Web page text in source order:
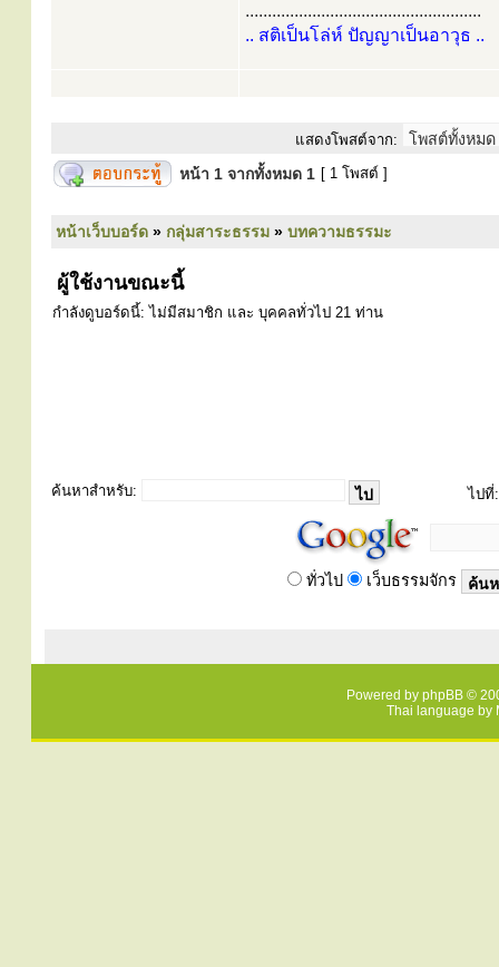
.....................................................
.. สติเป็นโล่ห์ ปัญญาเป็นอาวุธ ..
แสดงโพสต์จาก:
หน้า 1 จากทั้งหมด 1 [ 1 โพสต์ ]
หน้าเว็บบอร์ด » กลุ่มสาระธรรม » บทความธรรมะ
ผู้ใช้งานขณะนี้
กำลังดูบอร์ดนี้: ไม่มีสมาชิก และ บุคคลทั่วไป 21 ท่าน
ค้นหาสำหรับ: ไปที่:
ทั่วไป เว็บธรรมจักร
Powered by phpBB ©
Thai language by